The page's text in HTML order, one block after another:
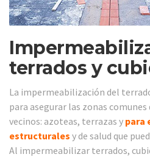
terrados y
La impermeabilización del
para asegurar las zonas comunes
vecinos: azoteas, terrazas y para
estructurales y de salud que
Al impermeabilizar terrados,